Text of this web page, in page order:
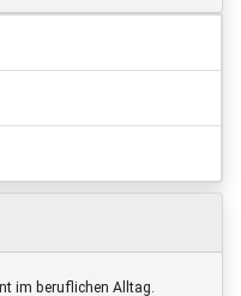
im beruflichen Alltag.